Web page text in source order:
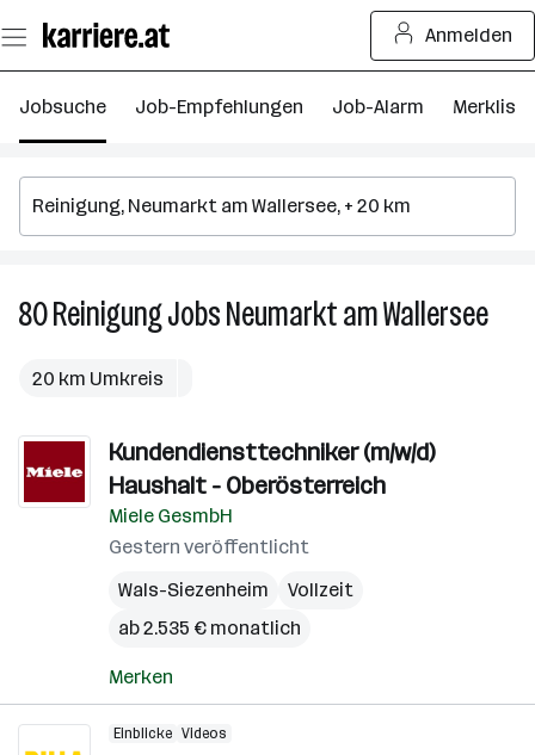
Seiteninhalt
springen
Anmelden
Jobsuche Job-Empfehlungen Job-Alarm Merkliste
80ReinigungJobsNeumarkt am Wallersee80
20 km Umkreis
Kundendiensttechniker (m/w/d)
Haushalt - Oberösterreich
Miele GesmbH
Gestern veröffentlicht
Wals-Siezenheim
Vollzeit
ab 2.535 € monatlich
Merken
Einblicke Videos